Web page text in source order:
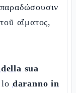
αἵματος,
sua
daranno in